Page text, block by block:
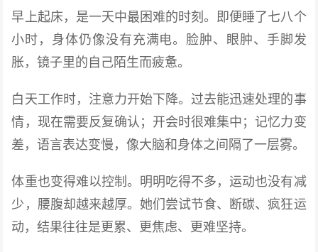
早上起床，是一天中最困难的时刻。即便睡了七八个
小时，身体仍像没有充满电。脸肿、眼肿、手脚发
胀，镜子里的自己陌生而疲惫。
白天工作时，注意力开始下降。过去能迅速处理的事
情，现在需要反复确认；开会时很难集中；记忆力变
差，语言表达变慢，像大脑和身体之间隔了一层雾。
体重也变得难以控制。明明吃得不多，运动也没有减
少，腰腹却越来越厚。她们尝试节食、断碳、疯狂运
动，结果往往是更累、更焦虑、更难坚持。